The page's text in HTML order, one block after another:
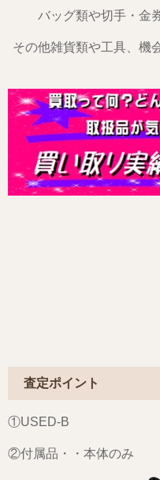
バッグ類や切手・金
その他雑貨類や工具、機
査定ポイント
①USED-B
②付属品・・本体のみ